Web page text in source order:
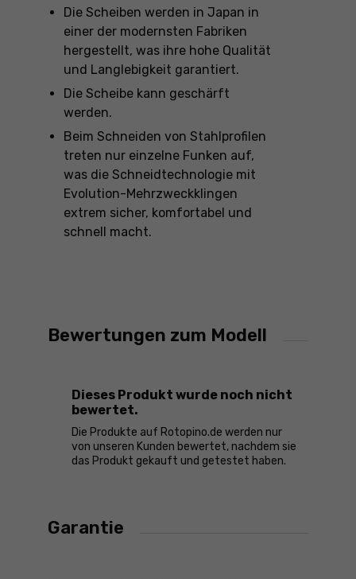
Die Scheiben werden in Japan in
einer der modernsten Fabriken
hergestellt, was ihre hohe Qualität
und Langlebigkeit garantiert.
Die Scheibe kann geschärft
werden.
Beim Schneiden von Stahlprofilen
treten nur einzelne Funken auf,
was die Schneidtechnologie mit
Evolution-Mehrzweckklingen
extrem sicher, komfortabel und
schnell macht.
Bewertungen zum Modell
Dieses Produkt wurde noch nicht
bewertet.
Die Produkte auf Rotopino.de werden nur
von unseren Kunden bewertet, nachdem sie
das Produkt gekauft und getestet haben.
Garantie